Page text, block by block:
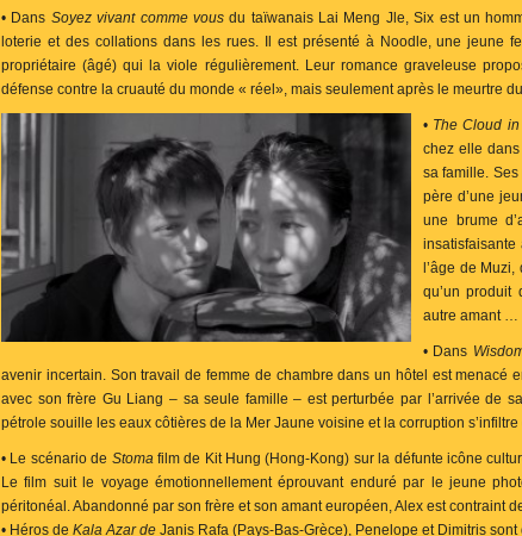
• Dans Soyez vivant comme vousdu taïwanais Lai Meng Jle, Six est un
loterie et des collations dans les rues. Il est présenté à Noodle, une jeune
propriétaire (âgé) qui la viole régulièrement. Leur romance graveleuse
défense contre la cruauté du monde « réel», mais seulement après le meurtre
• The Cloud
chez elle
sa famille. Ses
père d’une
une brume
l’âge de
qu’un produit
autre amant …
• Dans
avenir incertain. Son travail de femme de chambre dans un hôtel est menacé
avec son frère Gu Liang – sa seule famille – est perturbée par l’arrivée de
pétrole souille les eaux côtières de la Mer Jaune voisine et la corruption
• Le scénario de Stomafilm de Kit Hung (Hong-Kong) sur la défunte icône
Le film suit le voyage émotionnellement éprouvant enduré par le jeune
péritonéal. Abandonné par son frère et son amant européen, Alex est contraint
• Héros de Kala Azar de Janis Rafa (Pays-Bas-Grèce), Penelope et Dimitris